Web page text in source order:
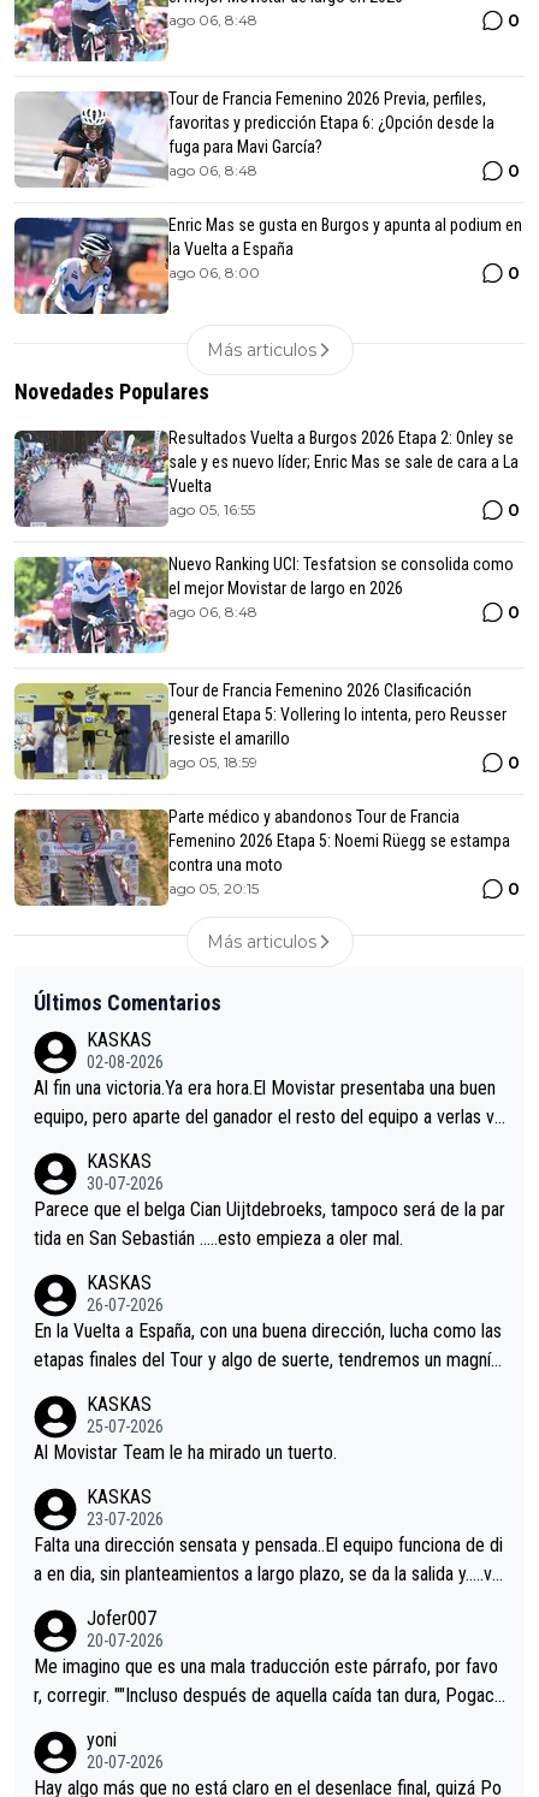
ago 06, 8:48 0
Tour de Francia Femenino 2026 Previa, perfiles,
favoritas y predicción Etapa 6: ¿Opción desde la
fuga para Mavi García?
ago 06, 8:48 0
Enric Mas se gusta en Burgos y apunta al podium en
la Vuelta a España
ago 06, 8:00 0
Más articulos
Novedades Populares
Resultados Vuelta a Burgos 2026 Etapa 2: Onley se
sale y es nuevo líder; Enric Mas se sale de cara a La
Vuelta
ago 05, 16:55 0
Nuevo Ranking UCI: Tesfatsion se consolida como
el mejor Movistar de largo en 2026
ago 06, 8:48 0
Tour de Francia Femenino 2026 Clasificación
general Etapa 5: Vollering lo intenta, pero Reusser
resiste el amarillo
ago 05, 18:59 0
Parte médico y abandonos Tour de Francia
Femenino 2026 Etapa 5: Noemi Rüegg se estampa
contra una moto
ago 05, 20:15 0
Más articulos
Últimos Comentarios
KASKAS
02-08-2026
Al fin una victoria.Ya era hora.El Movistar presentaba una buen
equipo, pero aparte del ganador el resto del equipo a verlas ve
s.La única buena noticia es la mejoría de Enric Más en San Seb
astian.Si en la Vuelta a Burgos sigue la mejoría, podríamos ten
er alguna sorpresa en la Vuelta.Ojalá.
KASKAS
30-07-2026
Parece que el belga Cian Uijtdebroeks, tampoco será de la par
tida en San Sebastián …..esto empieza a oler mal.
KASKAS
26-07-2026
En la Vuelta a España, con una buena dirección, lucha como las
etapas finales del Tour y algo de suerte, tendremos un magnífi
KASKAS
25-07-2026
Al Movistar Team le ha mirado un tuerto.
KASKAS
23-07-2026
Falta una dirección sensata y pensada..El equipo funciona de di
a en dia, sin planteamientos a largo plazo, se da la salida y…..ve
Minguez, Velez etc etc.Me da pena vivir estos momentos tan
tristes sin victorias.
Jofer007
20-07-2026
Me imagino que es una mala traducción este párrafo, por favo
r, corregir. ""Incluso después de aquella caída tan dura, Pogaca
permaneció pegado a su rueda. Parecía increíble la forma en l
a que era capaz de controlar el miedo", recordó."
yoni
20-07-2026
Hay algo más que no está claro en el desenlace final, quizá Po